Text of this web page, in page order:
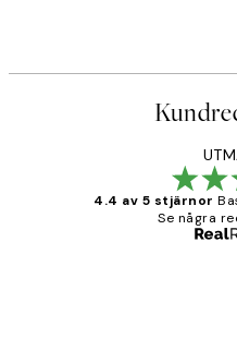
4.4 av 5 stjärnor
Se några